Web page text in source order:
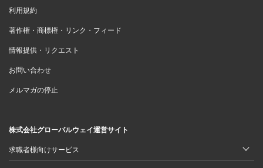
利用規約
著作権・商標権・リンク・フィード
情報提供・リクエスト
お問い合わせ
メルマガの停止
株式会社グローバルウェイ運営サイト
求職者様向けサービス